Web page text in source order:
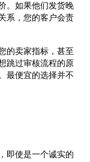
。如果他们发货晚
系，您的客户会责
的卖家指标，甚至
跳过审核流程的原
最便宜的选择并不
即使是一个诚实的